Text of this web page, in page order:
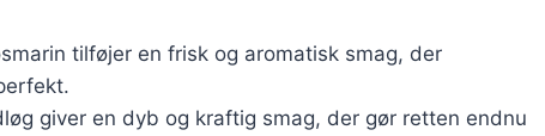
tilføjer en frisk og aromatisk smag, der
giver en dyb og kraftig smag, der gør retten endnu